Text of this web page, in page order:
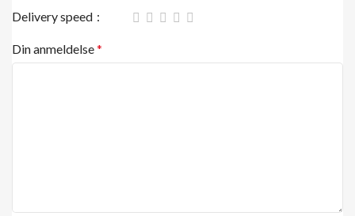
Delivery speed
Din anmeldelse*